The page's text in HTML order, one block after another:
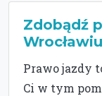
Zdobądź
Prawo jazdy
Ci w tym